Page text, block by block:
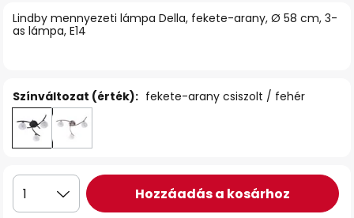
Lindby mennyezeti lámpa Della, fekete-arany, Ø 58 cm, 3-
as lámpa, E14
Színváltozat (érték): fekete-arany csiszolt / fehér
1 Hozzáadás a kosárhoz